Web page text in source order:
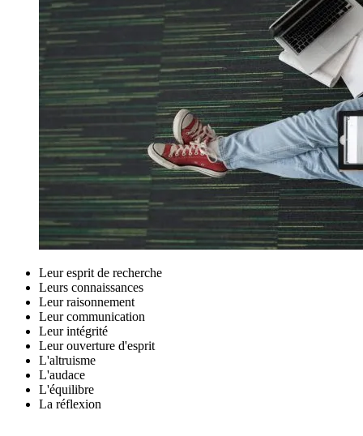
Leur esprit de recherche
Leurs connaissances
Leur raisonnement
Leur communication
Leur intégrité
Leur ouverture d'esprit
L'altruisme
L'audace
L'équilibre
La réflexion